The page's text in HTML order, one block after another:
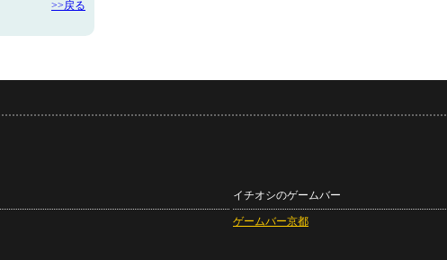
>>戻る
イチオシのゲームバー
ゲームバー京都